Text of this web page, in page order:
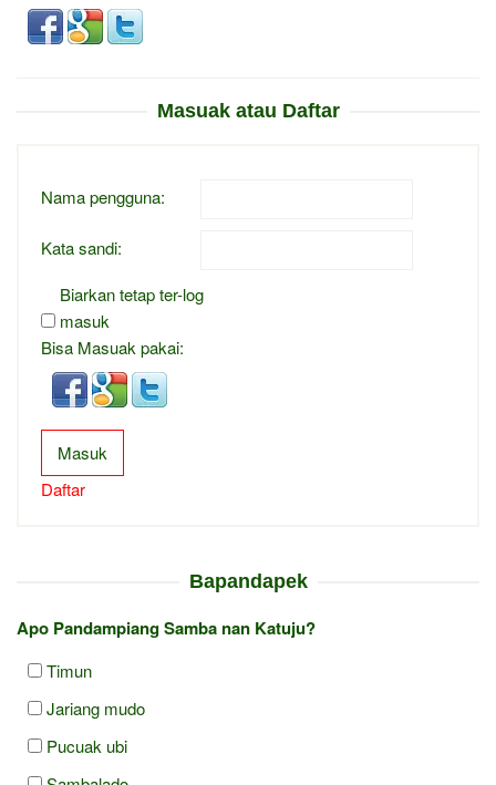
Masuak atau Daftar
Nama pengguna:
Kata sandi:
Biarkan tetap ter-log
masuk
Bisa Masuak pakai:
Masuk
Daftar
Bapandapek
Apo Pandampiang Samba nan Katuju?
Timun
Jariang mudo
Pucuak ubi